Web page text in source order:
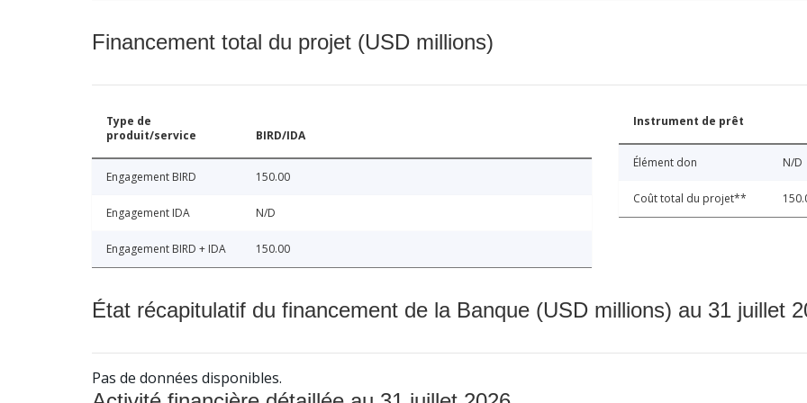
Financement total du projet (USD millions)
Type de
produit/service
BIRD/IDA
Engagement BIRD 150.00
Engagement IDA N/D
Engagement BIRD + IDA 150.00
Instrument de prêt
Élément don N/D
Coût total du projet**
État récapitulatif du financement de la Banque (USD millions) au 31 juillet
Pas de données disponibles.